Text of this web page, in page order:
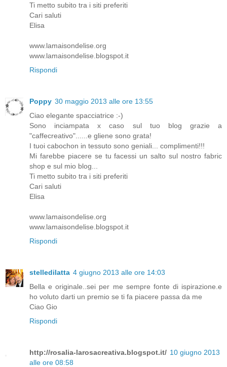
Ti metto subito tra i siti preferiti
Cari saluti
Elisa
www.lamaisondelise.org
www.lamaisondelise.blogspot.it
Rispondi
Poppy 30 maggio 2013 alle ore 13:55
Ciao elegante spacciatrice :-)
Sono inciampata x caso sul tuo blog grazie a
"caffecreativo"......e gliene sono grata!
I tuoi cabochon in tessuto sono geniali... complimenti!!!
Mi farebbe piacere se tu facessi un salto sul nostro fabric
shop e sul mio blog...
Ti metto subito tra i siti preferiti
Cari saluti
Elisa
www.lamaisondelise.org
www.lamaisondelise.blogspot.it
Rispondi
stelledilatta 4 giugno 2013 alle ore 14:03
Bella e originale..sei per me sempre fonte di ispirazione.e
ho voluto darti un premio se ti fa piacere passa da me
Ciao Gio
Rispondi
http://rosalia-larosacreativa.blogspot.it/ 10 giugno 2013
alle ore 08:58